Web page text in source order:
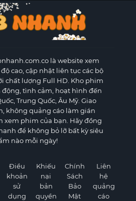
là website xem
cao, cập nhật liên tục các bộ
chất lượng Full HD. Kho phim
tình cảm, hoạt hình đến
Trung Quốc, Âu Mỹ. Giao
không quảng cáo làm gián
xem phim của bạn. Hãy đồng
để không bỏ lỡ bất kỳ siêu
nào mỗi ngày!
Điều
khoản
sử
dụng
Khiếu
nại
bản
quyền
Chính
Sách
Bảo
Mật
Liên
hệ
quảng
cáo